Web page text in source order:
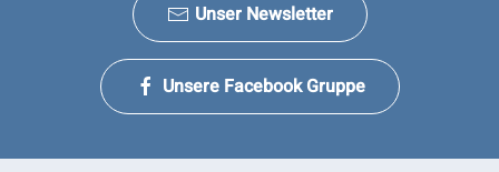
Unser Newsletter
Unsere Facebook Gruppe